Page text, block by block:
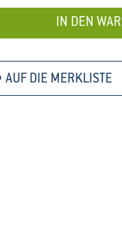
denIN DEN
AUF DIE MERKLISTE